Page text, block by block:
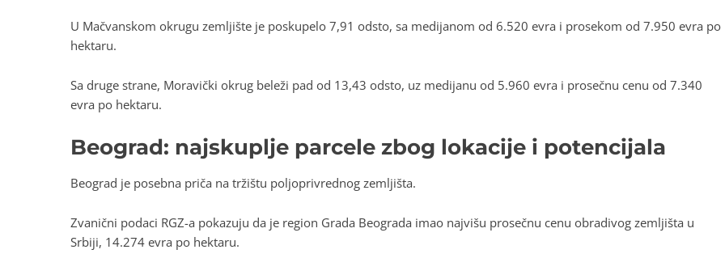
U Mačvanskom okrugu zemljište je poskupelo 7,91 odsto, sa medijanom od 6.520 evra i prosekom od 7.950 evra po
hektaru.
Sa druge strane, Moravički okrug beleži pad od 13,43 odsto, uz medijanu od 5.960 evra i prosečnu cenu od 7.340
evra po hektaru.
Beograd: najskuplje parcele zbog lokacije i potencijala
Beograd je posebna priča na tržištu poljoprivrednog zemljišta.
Zvanični podaci RGZ-a pokazuju da je region Grada Beograda imao najvišu prosečnu cenu obradivog zemljišta u
Srbiji, 14.274 evra po hektaru.